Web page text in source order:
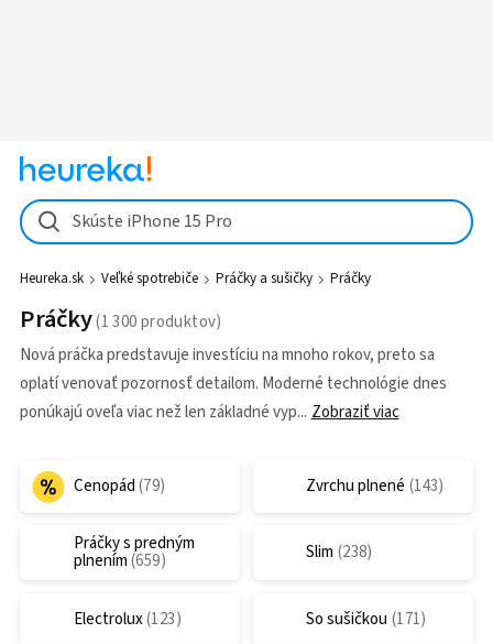
Skúste iPhone 15 Pro
Heureka.sk Veľké spotrebiče Práčky a sušičky Práčky
Práčky
Nová práčka predstavuje investíciu na mnoho rokov, preto sa
oplatí venovať pozornosť detailom. Moderné technológie dnes
ponúkajú oveľa viac než len základné vyp
Zobraziť viac
Cenopád Zvrchu plnené
Práčky s predným
plnením Slim
Electrolux So sušičkou